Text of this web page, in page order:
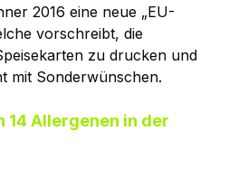
2016 eine neue „EU-
vorschreibt, die
zu drucken und
mit Sonderwünschen.
14 Allergenen in der